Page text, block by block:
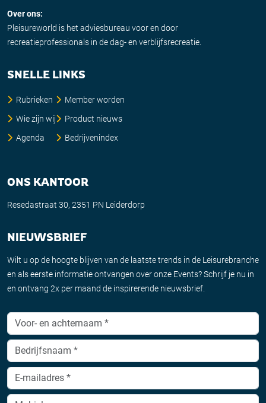
Over ons:
Pleisureworld is het adviesbureau voor en door
recreatieprofessionals in de dag- en verblijfsrecreatie.
SNELLE LINKS
Rubrieken
Wie zijn wij
Agenda
Member worden
Product nieuws
Bedrijvenindex
ONS KANTOOR
Resedastraat 30, 2351 PN Leiderdorp
NIEUWSBRIEF
Wilt u op de hoogte blijven van de laatste trends in de Leisurebranche
en als eerste informatie ontvangen over onze Events? Schrijf je nu in
en ontvang 2x per maand de inspirerende nieuwsbrief.